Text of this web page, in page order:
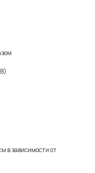
в зависимости от